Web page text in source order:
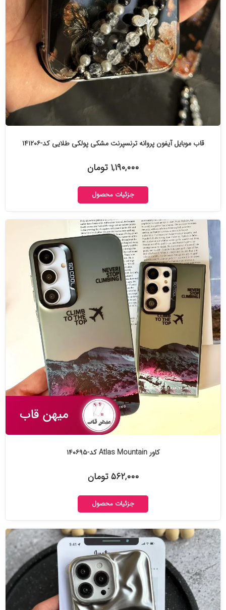
قاب موبایل آیفون پروانه ترنسپرنت مشکی پولکی طلایی کد-۱۴۱۲۰۶
۱,۱۹۰,۰۰۰ تومان
جزئیات محصول
کاور Atlas Mountain کد-۱۴۰۶۹۵
۵۶۲,۰۰۰ تومان
جزئیات محصول